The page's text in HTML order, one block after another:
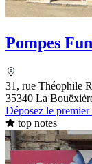
Pompes
31, rue Théophile
35340 La
Déposez le premier
top notes